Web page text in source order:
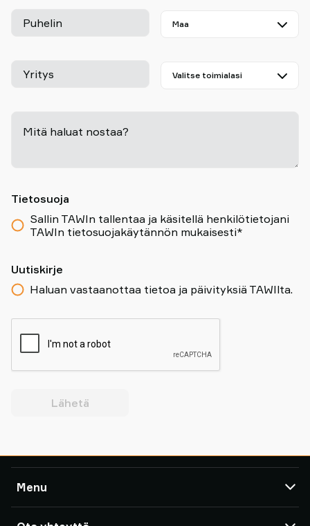
Puhelin
Yritys
Mitä haluat nostaa?
Tietosuoja
Sallin TAWIn tallentaa ja käsitellä henkilötietojani
TAWIn tietosuojakäytännön mukaisesti*
Uutiskirje
Haluan vastaanottaa tietoa ja päivityksiä TAWIlta.
Lähetä
Menu